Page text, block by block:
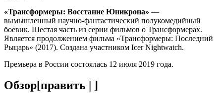
«Трансформеры: Восстание Юникрона» —
вымышленный научно-фантастический полукомедийный
боевик. Шестая часть из серии фильмов о Трансформерах.
Является продолжением фильма «Трансформеры: Последний
Рыцарь» (2017). Создана участником Icer Nightwatch.
Премьера в России состоялась 12 июля 2019 года.
Обзор[править | ]